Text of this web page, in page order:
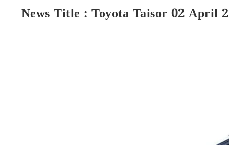
News Title : Toyota Taisor 02 April